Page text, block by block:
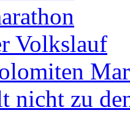
Volkslauf
nicht zu